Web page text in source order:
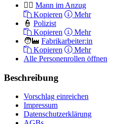
🤵‍♂️ Mann im Anzug
Kopieren
Mehr
👮 Polizist
Kopieren
Mehr
🧑‍🏭 Fabrikarbeiter:in
Kopieren
Mehr
Alle Personenrollen öffnen
Beschreibung
Vorschlag einreichen
Impressum
Datenschutzerklärung